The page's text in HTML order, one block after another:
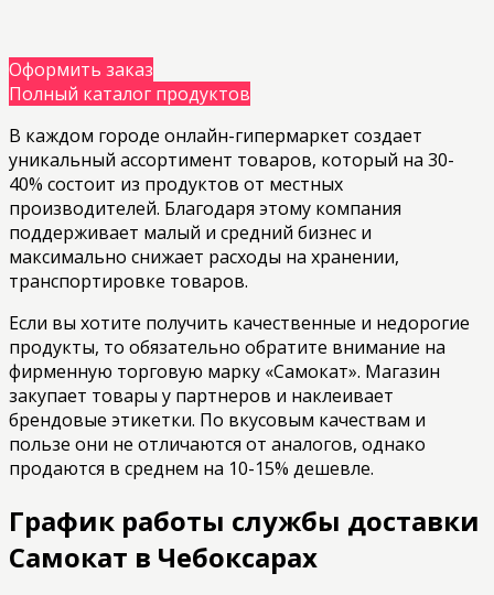
Оформить заказ
Полный каталог продуктов
В каждом городе онлайн-гипермаркет создает
уникальный ассортимент товаров, который на 30-
40% состоит из продуктов от местных
производителей. Благодаря этому компания
поддерживает малый и средний бизнес и
максимально снижает расходы на хранении,
транспортировке товаров.
Если вы хотите получить качественные и недорогие
продукты, то обязательно обратите внимание на
фирменную торговую марку «Самокат». Магазин
закупает товары у партнеров и наклеивает
брендовые этикетки. По вкусовым качествам и
пользе они не отличаются от аналогов, однако
продаются в среднем на 10-15% дешевле.
График работы службы доставки
Самокат в Чебоксарах